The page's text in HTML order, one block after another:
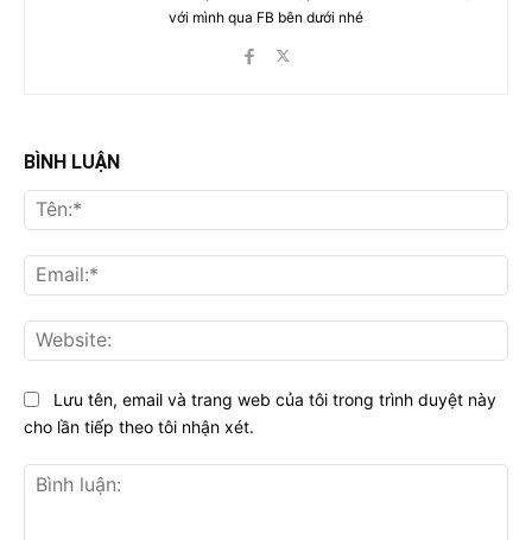
với mình qua FB bên dưới nhé
BÌNH LUẬN
Lưu tên, email và trang web của tôi trong trình duyệt này
cho lần tiếp theo tôi nhận xét.